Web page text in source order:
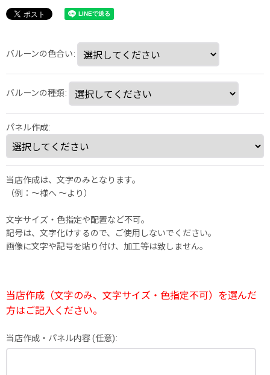
バルーンの色合い:
バルーンの種類:
パネル作成:
当店作成は、文字のみとなります。
（例：～様へ 〜より）
文字サイズ・色指定や配置など不可。
記号は、文字化けするので、ご使用しないでください。
画像に文字や記号を貼り付け、加工等は致しません。
当店作成（文字のみ、文字サイズ・色指定不可）を選んだ
方はご記入ください。
当店作成・パネル内容(任意):